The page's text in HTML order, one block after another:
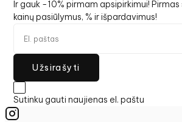
Ir gauk -10% pirmam apsipirkimui! Pirmas
kainų pasiūlymus, % ir išpardavimus!
Užsirašyti
Sutinku gauti naujienas el. paštu